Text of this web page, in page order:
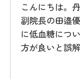
こんにちは。
副院長の田邉
に低血糖につ
方が良いと誤